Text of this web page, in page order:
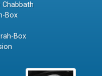
Chabbath
Box
Box